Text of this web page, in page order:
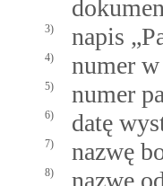
3) napis
4) numer
5) numer
6) datę
7) nazwę
8) nazwę